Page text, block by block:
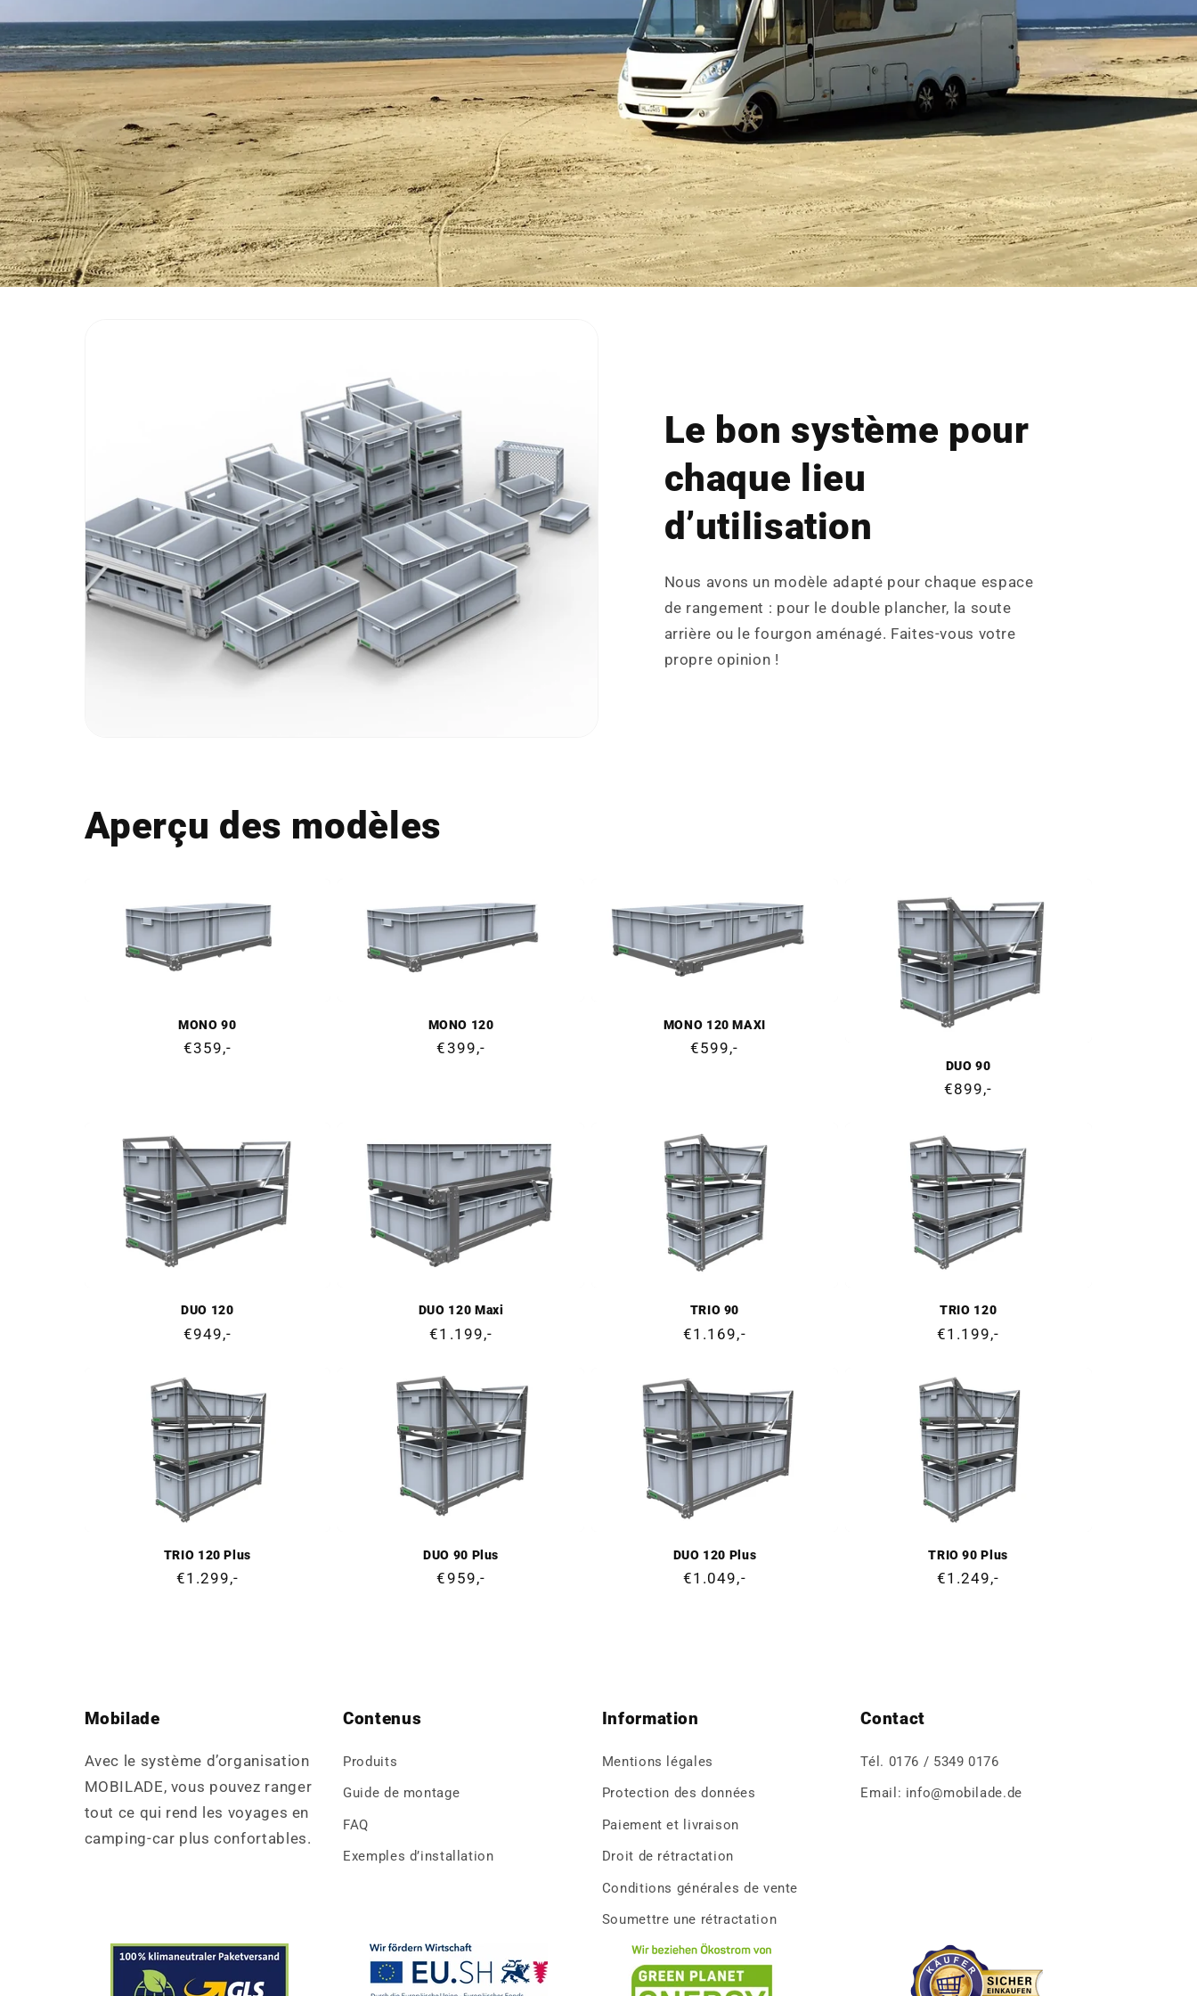
Le bon système pour
chaque lieu
d’utilisation
Nous avons un modèle adapté pour chaque espace
de rangement : pour le double plancher, la soute
arrière ou le fourgon aménagé. Faites‑vous votre
propre opinion !
Aperçu des modèles
MONO 90
Prix
€359,-
MONO 120
Prix
€399,-
MONO 120 MAXI
Prix
€599,-
DUO 90
Prix
€899,-
DUO 120
Prix
€949,-
DUO 120 Maxi
Prix
€1.199,-
TRIO 90
Prix
€1.169,-
TRIO 120
Prix
€1.199,-
TRIO 120 Plus
Prix
€1.299,-
DUO 90 Plus
Prix
€959,-
DUO 120 Plus
Prix
€1.049,-
TRIO 90 Plus
Prix
€1.249,-
Mobilade
Avec le système d’organisation
MOBILADE, vous pouvez ranger
tout ce qui rend les voyages en
camping-car plus confortables.
Contenus
Produits
Guide de montage
FAQ
Exemples d’installation
Information
Mentions légales
Protection des données
Paiement et livraison
Droit de rétractation
Conditions générales de vente
Soumettre une rétractation
Contact
Tél. 0176 / 5349 0176
Email: info@mobilade.de